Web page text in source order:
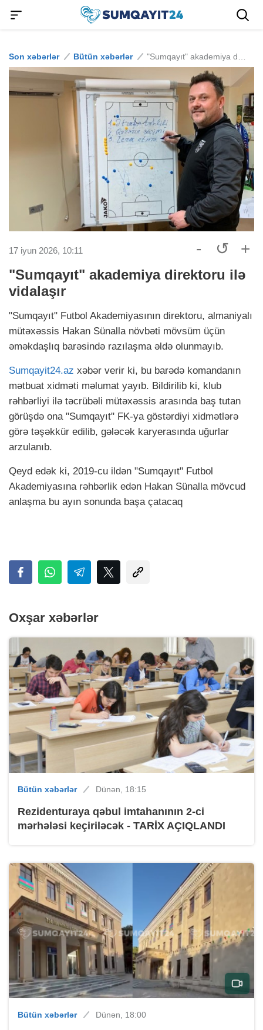
Son xəbərlər Bütün xəbərlər
17 iyun 2026, 10:11 - ↺ +
"Sumqayıt" akademiya direktoru ilə
vidalaşır
"Sumqayıt" Futbol Akademiyasının direktoru, almaniyalı
mütəxəssis Hakan Sünalla növbəti mövsüm üçün
əməkdaşlıq barəsində razılaşma əldə olunmayıb.
Sumqayit24.az xəbər verir ki, bu barədə komandanın
mətbuat xidməti məlumat yayıb. Bildirilib ki, klub
rəhbərliyi ilə təcrübəli mütəxəssis arasında baş tutan
görüşdə ona "Sumqayıt" FK-ya göstərdiyi xidmətlərə
görə təşəkkür edilib, gələcək karyerasında uğurlar
arzulanıb.
Qeyd edək ki, 2019-cu ildən "Sumqayıt" Futbol
Akademiyasına rəhbərlik edən Hakan Sünalla mövcud
anlaşma bu ayın sonunda başa çatacaq
Oxşar xəbərlər
Bütün xəbərlər Dünən, 18:15
Rezidenturaya qəbul imtahanının 2-ci
mərhələsi keçiriləcək - TARİX AÇIQLANDI
Bütün xəbərlər Dünən, 18:00